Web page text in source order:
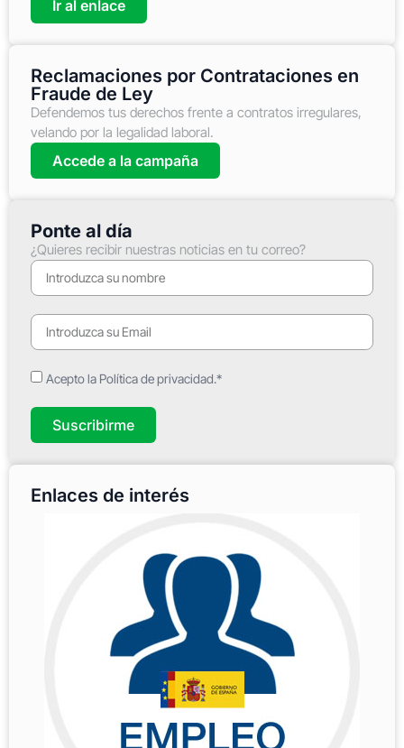
Ir al enlace
Reclamaciones por Contrataciones en
Fraude de Ley
Defendemos tus derechos frente a contratos irregulares,
velando por la legalidad laboral.
Accede a la campaña
Ponte al día
¿Quieres recibir nuestras noticias en tu correo?
Acepto la Política de privacidad.*
Suscribirme
Enlaces de interés